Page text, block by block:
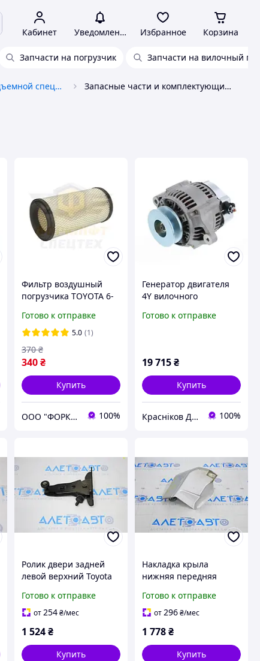
Кабинет Уведомления Избранное Корзина
Запчасти на погрузчик Запчасти на вилочный
Запчасти к грузоподъемной спецтехнике Запасные части и комплектующие к погрузчикам Toyota
Фильтр воздушный
погрузчика TOYOTA 6-
17741-23600-71, 17743-
23600-71, 17743-F9860-
71, 17743-U1100-71
Готово к отправке
5.0 (1)
340 ₴
370 ₴
Купить
ООО "ФОРКЛИФТ-СПЕЦТЕХ" 100%
Генератор двигателя
4Y вилочного
27060-78161-71
Готово к отправке
19 715₴
Купить
Красніков Д.Ю. 100%
Ролик двери задней
левой верхний Toyota
кронштейном
6832008021
Готово к отправке
от254 ₴/мес
1 524 ₴
Купить
Накладка крыла
нижняя передняя
Highlander 11-13 рест
7560148050B0
Готово к отправке
от296₴/мес
1 778₴
Купить